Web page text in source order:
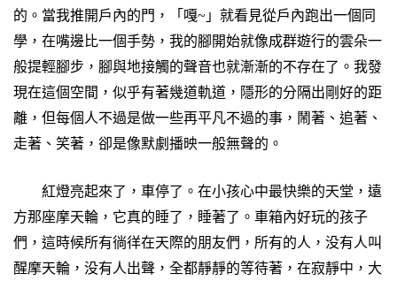
的。當我推開戶內的門，「嘎~」就看見從戶內跑出一個同
學，在嘴邊比一個手勢，我的腳開始就像成群遊行的雲朵一
般提輕腳步，腳與地接觸的聲音也就漸漸的不存在了。我發
現在這個空間，似乎有著幾道軌道，隱形的分隔出剛好的距
離，但每個人不過是做一些再平凡不過的事，鬧著、追著、
走著、笑著，卻是像默劇播映一般無聲的。
紅燈亮起來了，車停了。在小孩心中最快樂的天堂，遠
方那座摩天輪，它真的睡了，睡著了。車箱內好玩的孩子
們，這時候所有徜徉在天際的朋友們，所有的人，没有人叫
醒摩天輪，没有人出聲，全都靜靜的等待著，在寂靜中，大